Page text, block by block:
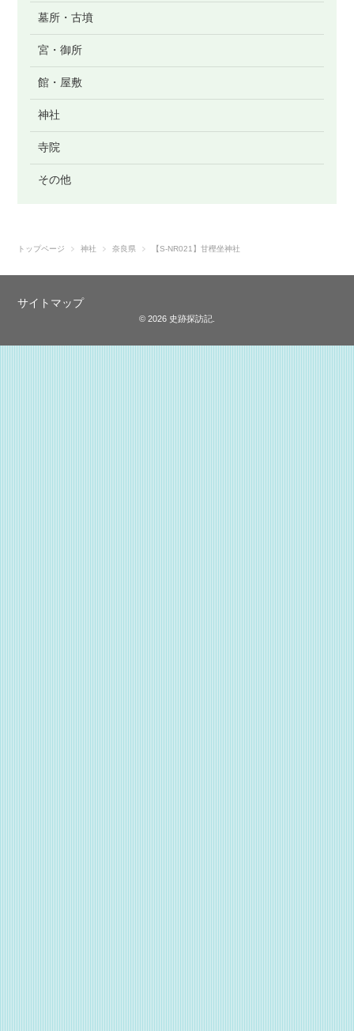
墓所・古墳
宮・御所
館・屋敷
神社
寺院
その他
トップページ 神社 奈良県 【S-NR021】甘樫坐神社
サイトマップ
© 2026 史跡探訪記.